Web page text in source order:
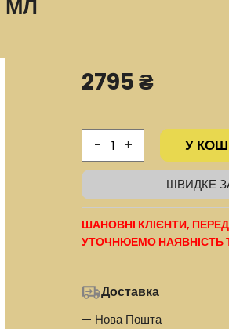
МЛ
2795 ₴
- + У
ШВИДКЕ
ШАНОВНІ КЛІЄНТИ,
УТОЧНЮЕМО НАЯВНІСТЬ
Доставка
— Нова Пошта